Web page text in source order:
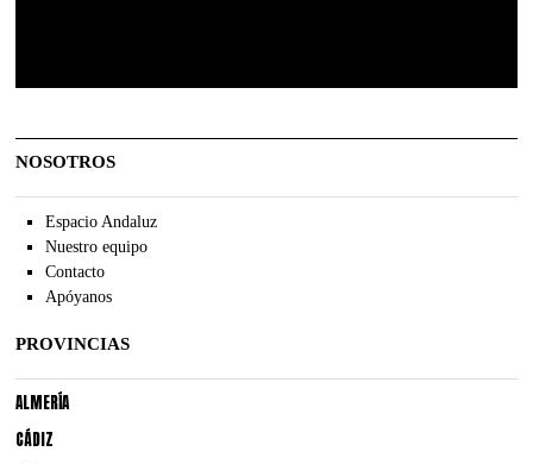
NOSOTROS
Espacio Andaluz
Nuestro equipo
Contacto
Apóyanos
PROVINCIAS
ALMERÍA
CÁDIZ